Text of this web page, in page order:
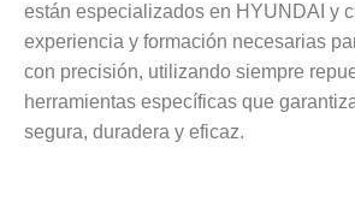
están especializados en HYUNDAI y
experiencia y formación necesarias
con precisión, utilizando siempre
herramientas específicas que
segura, duradera y eficaz.